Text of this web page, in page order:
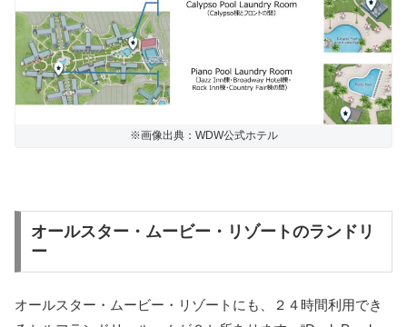
※画像出典：WDW公式ホテル
オールスター・ムービー・リゾートのランドリ
ー
オールスター・ムービー・リゾートにも、２４時間利用でき